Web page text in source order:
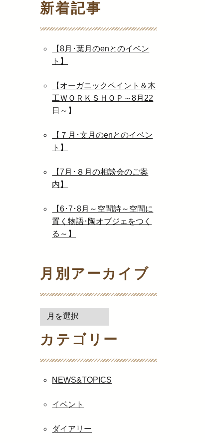
新着記事
【8月･葉月のenとのイベン
ト】
【オーガニックペイント＆木
工ＷＯＲＫＳＨＯＰ～8月22
日～】
【７月･文月のenとのイベン
ト】
【7月･８月の相談会のご案
内】
【6･7･8月～空間詩～空間に
置く物語･陶オブジェをつく
る～】
月別アーカイブ
別
ア
カ
カテゴリー
NEWS&TOPICS
イベント
ダイアリー